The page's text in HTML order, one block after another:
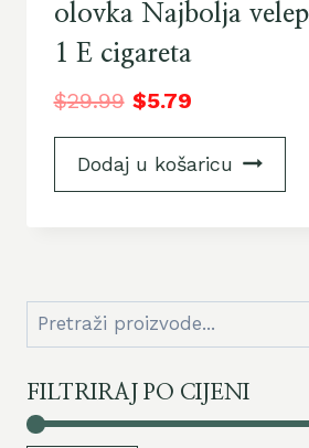
olovka Najbolja
1 E cigareta
$29.99 $5.79
Dodaj u košaricu
Pretraži
za:
FILTRIRAJ PO CIJENI